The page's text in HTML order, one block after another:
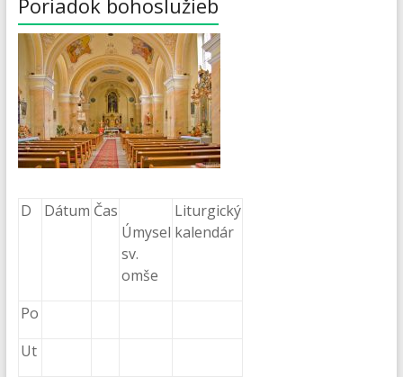
D Dátum Čas
Úmysel
sv.
omše
Liturgický
kalendár
Po
Ut